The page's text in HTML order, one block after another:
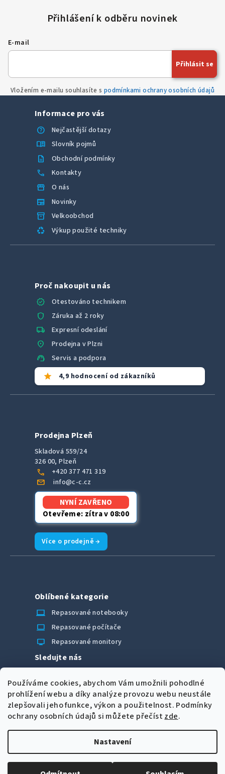
Používáme cookies, abychom Vám umožnili pohodlné
prohlížení webu a díky analýze provozu webu neustále
zlepšovali jeho funkce, výkon a použitelnost. Podmínky
ochrany osobních údajů si můžete přečíst zde.
Nastavení
E-mail
Vložením e-mailu souhlasíte s podmínkami ochrany osobních údajů
Přihlásit se
Informace pro vás
help
Nejčastější dotazy
menu_book Slovník pojmů
description Obchodní podmínky
call Kontakty
storefront O nás
newspaper Novinky
inventory_2 Velkoobchod
recycling Výkup použité techniky
Proč nakoupit u nás
verified
Otestováno technikem
shield Záruka až 2 roky
local_shipping Expresní odeslání
location_on Prodejna v Plzni
support_agent Servis a podpora
star 4,9 hodnocení od zákazníků
Prodejna Plzeň
Skladová 559/24
326 00, Plzeň
call +420 377 471 319
mail info@c-c.cz
NYNÍ ZAVŘENO
Otevřeme: zítra v 08:00
Více o prodejně →
Oblíbené kategorie
laptop_chromebook
Repasované notebooky
computer Repasované počítače
monitor Repasované monitory
Sledujte nás
Možnosti úhrady
Upravit nastavení cookies